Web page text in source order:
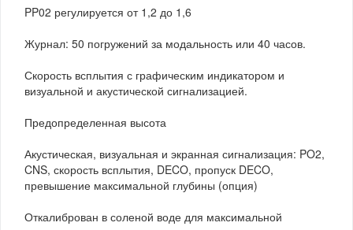
PP02 регулируется от 1,2 до 1,6
Журнал: 50 погружений за модальность или 40 часов.
Скорость всплытия с графическим индикатором и
визуальной и акустической сигнализацией.
Предопределенная высота
Акустическая, визуальная и экранная сигнализация: PO2,
CNS, скорость всплытия, DECO, пропуск DECO,
превышение максимальной глубины (опция)
Откалиброван в соленой воде для максимальной